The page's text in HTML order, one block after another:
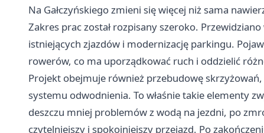
Na Gałczyńskiego zmieni się więcej niż sama
Zakres prac został rozpisany szeroko.
istniejących zjazdów i modernizację parkingu.
rowerów, co ma uporządkować ruch i oddzielić
Projekt obejmuje również przebudowę
systemu odwodnienia. To właśnie takie elementy
deszczu mniej problemów z wodą na jezdni, po
czytelniejszy i spokojniejszy przejazd. Po